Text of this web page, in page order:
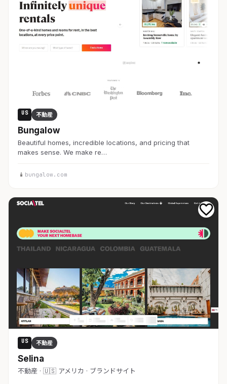
US 不動産
Bungalow
Beautiful homes, incredible locations, and pricing that
makes sense. We make re…
bungalow.com
US 不動産
Selina
不動産 · 🇺🇸 アメリカ · ブランドサイト